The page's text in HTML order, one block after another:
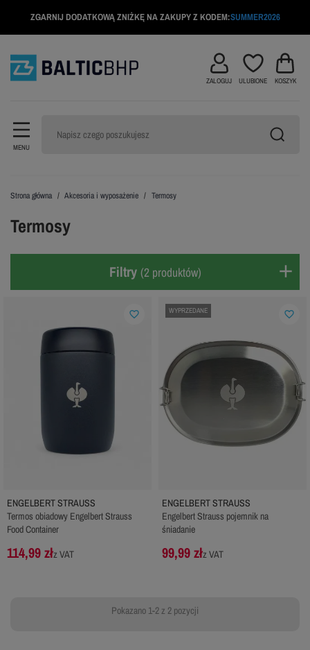
ZGARNIJ DODATKOWĄ ZNIŻKĘ NA ZAKUPY Z KODEM:SUMMER2026
MENU
ZALOGUJ ULUBIONE KOSZYK
Strona główna Akcesoria i wyposażenie Termosy
Termosy
Filtry (2 produktów)
ENGELBERT STRAUSS
Termos obiadowy Engelbert Strauss
Food Container
114,99 złz VAT
favorite_border WYPRZEDANE
ENGELBERT STRAUSS
Engelbert Strauss pojemnik na
śniadanie
99,99 złz VAT
favorite_border
Pokazano 1-2 z 2 pozycji